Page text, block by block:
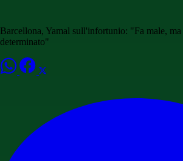
Barcellona, Yamal sull'infortunio: "Fa male,
determinato"